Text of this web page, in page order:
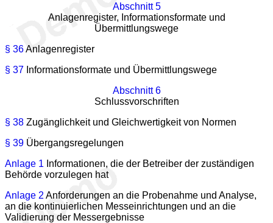
Abschnitt 5
Anlagenregister, Informationsformate und
Übermittlungswege
§ 36Anlagenregister
§ 37 Informationsformate und Übermittlungswege
Abschnitt 6
Schlussvorschriften
§ 38 Zugänglichkeit und Gleichwertigkeit von Normen
§ 39 Übergangsregelungen
Anlage 1 Informationen, die der Betreiber der zuständigen
Behörde vorzulegen hat
Anlage 2 Anforderungen an die Probenahme und Analyse,
an die kontinuierlichen Messeinrichtungen und an die
Validierung der Messergebnisse